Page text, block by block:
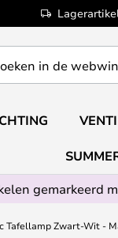
gemarkeerd
Tafellamp Zwart-Wit -